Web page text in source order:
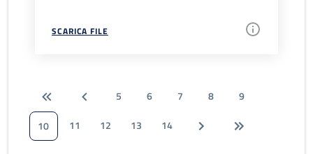
SCARICA FILE
5 6 7 8
9
10
11 12 13 14